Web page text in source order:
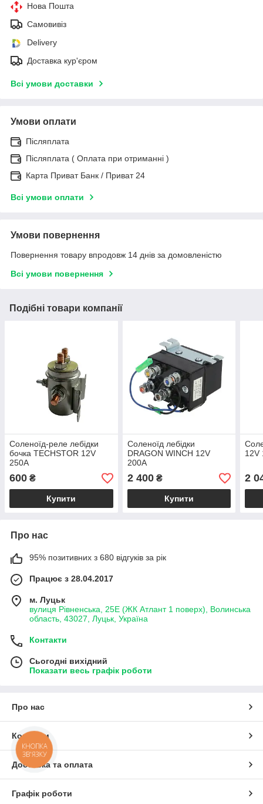
Нова Пошта
Самовивіз
Delivery
Доставка кур'єром
Всі умови доставки
Умови оплати
Післяплата
Післяплата ( Оплата при отриманні )
Карта Приват Банк / Приват 24
Всі умови оплати
Умови повернення
Повернення товару впродовж 14 днів за домовленістю
Всі умови повернення
Подібні товари компанії
Соленоїд-реле лебідки
бочка TECHSTOR 12V
250А
600 ₴
Купити
Соленоїд лебідки
DRAGON WINCH 12V
200А
2 400₴
Купити
12V
2
Про нас
95% позитивних з 680 відгуків за рік
Працює з 28.04.2017
м. Луцьк
вулиця Рівненська, 25Е (ЖК Атлант 1 поверх), Волинська
область, 43027, Луцьк, Україна
Контакти
Сьогодні вихідний
Показати весь графік роботи
Про нас
Контакти
Доставка та оплата
Графік роботи
КНОПКА
ЗВ'ЯЗКУ